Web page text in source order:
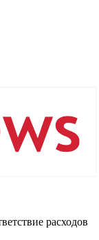
расходов